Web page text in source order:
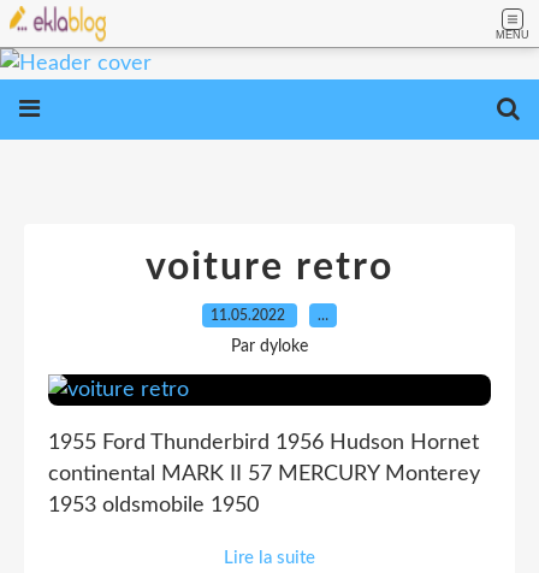
MENU
voiture retro
11.05.2022 …
Par dyloke
1955 Ford Thunderbird 1956 Hudson Hornet
continental MARK II 57 MERCURY Monterey
1953 oldsmobile 1950
Lire la suite